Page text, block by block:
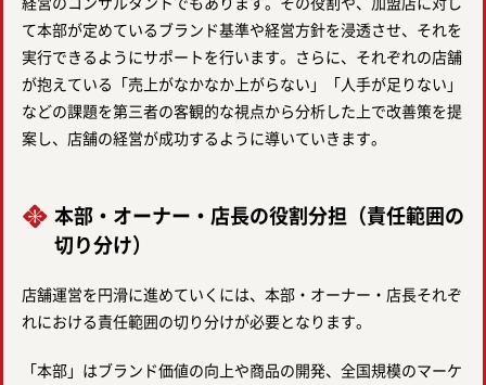
て本部が定めているブランド基準や経営方針を浸透させ、それを
実行できるようにサポートを行います。さらに、それぞれの店舗
が抱えている「売上がなかなか上がらない」「人手が足りない」
などの課題を第三者の客観的な視点から分析した上で改善策を提
案し、店舗の経営が成功するように導いていきます。
本部・オーナー・店長の役割分担（責任範囲の
切り分け）
店舗運営を円滑に進めていくには、本部・オーナー・店長それぞ
れにおける責任範囲の切り分けが必要となります。
「本部」はブランド価値の向上や商品の開発、全国規模のマーケ